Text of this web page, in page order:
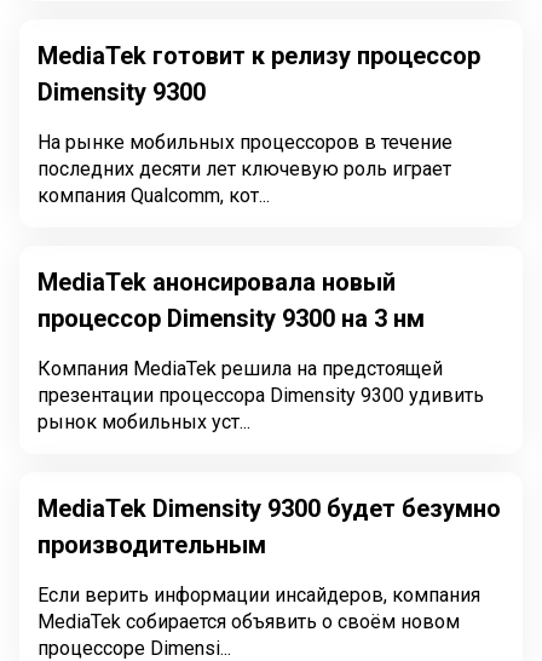
MediaTek готовит к релизу процессор
Dimensity 9300
На рынке мобильных процессоров в течение
последних десяти лет ключевую роль играет
компания Qualcomm, кот...
MediaTek анонсировала новый
процессор Dimensity 9300 на 3 нм
Компания MediaTek решила на предстоящей
презентации процессора Dimensity 9300 удивить
рынок мобильных уст...
MediaTek Dimensity 9300 будет безумно
производительным
Если верить информации инсайдеров, компания
MediaTek собирается объявить о своём новом
процессоре Dimensi...